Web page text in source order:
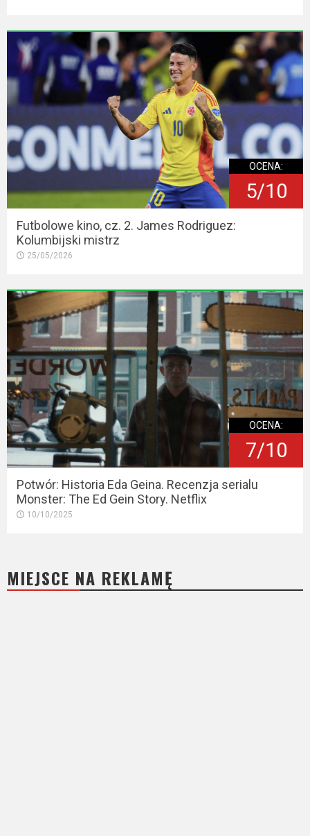
OCENA:
5/10
Futbolowe kino, cz. 2. James Rodriguez:
Kolumbijski mistrz
25/05/2026
OCENA:
7/10
Potwór: Historia Eda Geina. Recenzja serialu
Monster: The Ed Gein Story. Netflix
10/10/2025
MIEJSCE NA REKLAMĘ